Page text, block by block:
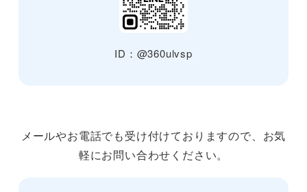
ID：@360ulvsp
メールやお電話でも受け付けておりますので、お気
軽にお問い合わせください。